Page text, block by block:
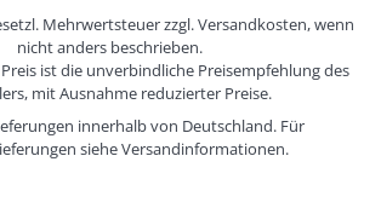
Mehrwertsteuer zzgl. Versandkosten, wenn
nicht anders beschrieben.
ist die unverbindliche Preisempfehlung des
mit Ausnahme reduzierter Preise.
innerhalb von Deutschland. Für
sieheVersandinformationen.